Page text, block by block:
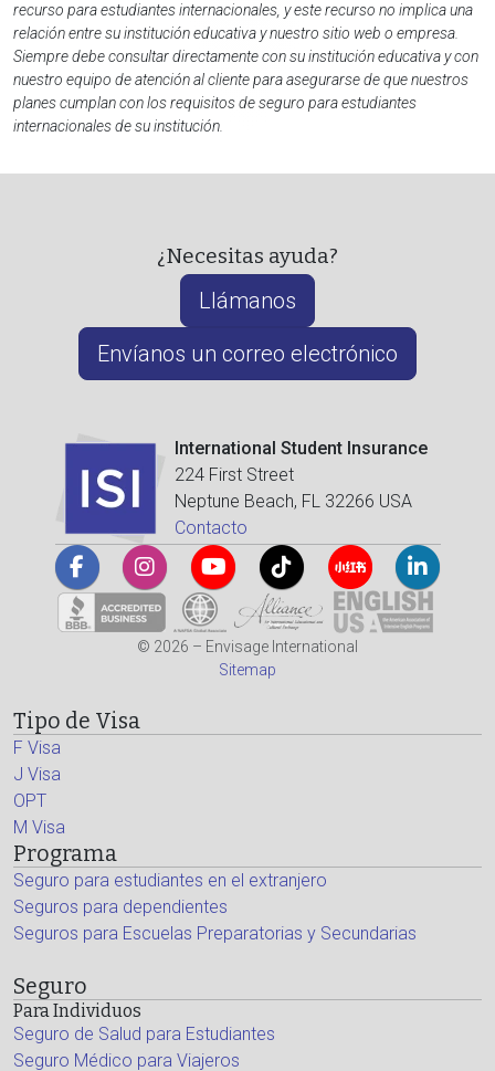
recurso para estudiantes internacionales, y este recurso no implica una
relación entre su institución educativa y nuestro sitio web o empresa.
Siempre debe consultar directamente con su institución educativa y con
nuestro equipo de atención al cliente para asegurarse de que nuestros
planes cumplan con los requisitos de seguro para estudiantes
internacionales de su institución.
¿Necesitas ayuda?
Llámanos
Envíanos un correo electrónico
International Student Insurance
224 First Street
Neptune Beach, FL 32266 USA
Contacto
© 2026 – Envisage International
Sitemap
Tipo de Visa
F Visa
J Visa
OPT
M Visa
Programa
Seguro para estudiantes en el extranjero
Seguros para dependientes
Seguros para Escuelas Preparatorias y Secundarias
Seguro
Para Individuos
Seguro de Salud para Estudiantes
Seguro Médico para Viajeros